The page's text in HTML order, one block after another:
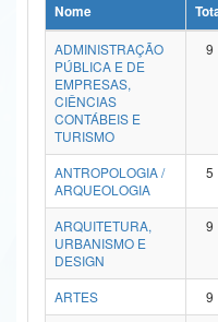
Ministério da Ciência, Tecnologia,
Ministério do Meio Ambiente
Ministério do Turismo
Ministério do Desenvolvimento
Controladoria-Geral da União
Ministério da Mulher, da Família e
Nome
ADMINISTRAÇÃO
PÚBLICA E DE
EMPRESAS,
CIÊNCIAS
CONTÁBEIS E
TURISMO
9
ANTROPOLOGIA /
ARQUEOLOGIA
5
ARQUITETURA,
URBANISMO E
DESIGN
9
ARTES 9